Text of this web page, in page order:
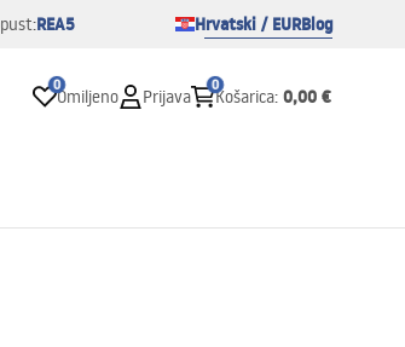
REA5 Hrvatski / EURBlog
0
Omiljeno Prijava
0
Košarica: 0,00 €